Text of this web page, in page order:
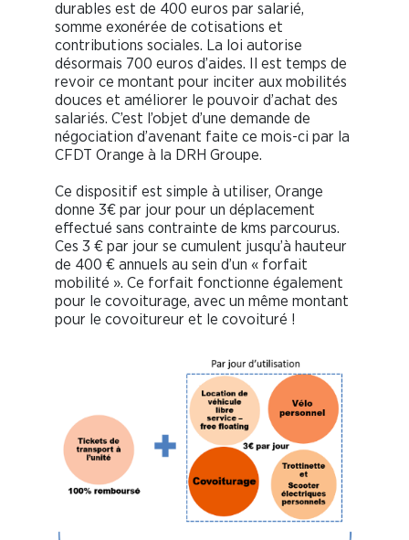
durables est de 400 euros par salarié,
somme exonérée de cotisations et
contributions sociales. La loi autorise
désormais 700 euros d’aides. Il est temps de
revoir ce montant pour inciter aux mobilités
douces et améliorer le pouvoir d’achat des
salariés. C’est l’objet d’une demande de
négociation d’avenant faite ce mois-ci par la
CFDT Orange à la DRH Groupe.
Ce dispositif est simple à utiliser, Orange
donne 3€ par jour pour un déplacement
effectué sans contrainte de kms parcourus.
Ces 3 € par jour se cumulent jusqu’à hauteur
de 400 € annuels au sein d’un « forfait
mobilité ». Ce forfait fonctionne également
pour le covoiturage, avec un même montant
pour le covoitureur et le covoituré !